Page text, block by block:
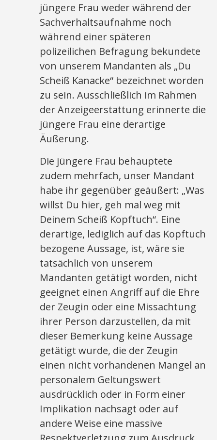
jüngere Frau weder während der
Sachverhaltsaufnahme noch
während einer späteren
polizeilichen Befragung bekundete
von unserem Mandanten als „Du
Scheiß Kanacke“ bezeichnet worden
zu sein. Ausschließlich im Rahmen
der Anzeigeerstattung erinnerte die
jüngere Frau eine derartige
Äußerung.
Die jüngere Frau behauptete
zudem mehrfach, unser Mandant
habe ihr gegenüber geäußert: „Was
willst Du hier, geh mal weg mit
Deinem Scheiß Kopftuch“. Eine
derartige, lediglich auf das Kopftuch
bezogene Aussage, ist, wäre sie
tatsächlich von unserem
Mandanten getätigt worden, nicht
geeignet einen Angriff auf die Ehre
der Zeugin oder eine Missachtung
ihrer Person darzustellen, da mit
dieser Bemerkung keine Aussage
getätigt wurde, die der Zeugin
einen nicht vorhandenen Mangel an
personalem Geltungswert
ausdrücklich oder in Form einer
Implikation nachsagt oder auf
andere Weise eine massive